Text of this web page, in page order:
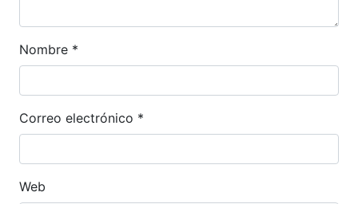
Nombre *
Correo electrónico *
Web